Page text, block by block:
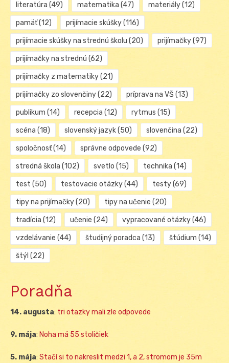
literatúra (49) matematika (47) materiály(12)
pamäť(12) prijímacie skúšky(116)
prijímacie skúšky na strednú školu (20) prijímačky(97)
prijímačky na strednú (62)
prijímačky z matematiky(21)
prijímačky zo slovenčiny(22) príprava na VŠ (13)
publikum (14) recepcia (12) rytmus (15)
scéna (18) slovenský jazyk(50) slovenčina (22)
spoločnosť(14) správne odpovede (92)
stredná škola (102) svetlo (15) technika (14)
test (50) testovacie otázky(44) testy(69)
tipy na prijímačky(20) tipy na učenie (20)
tradícia (12) učenie (24) vypracované otázky(46)
vzdelávanie (44) študijný poradca (13) štúdium (14)
štýl (22)
Poradňa
14. augusta: tri otazky mali zle odpovede
9. mája: Noha má 55 stoličiek
5. mája: Stačí si to nakreslit medzi 1, a 2, stromom je 35m